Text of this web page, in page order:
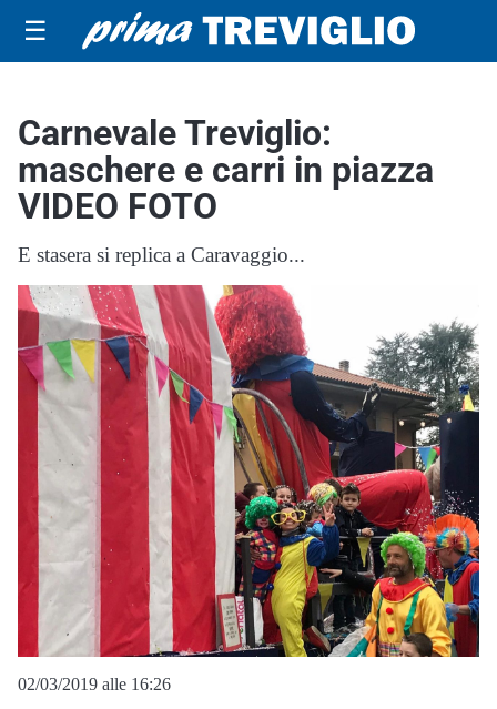
☰
Carnevale Treviglio:
maschere e carri in piazza
VIDEO FOTO
E stasera si replica a Caravaggio...
02/03/2019 alle 16:26